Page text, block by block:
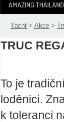
AMAZING
Yacht > Akce >
TRUC
To je
loděnici.
k toleranci